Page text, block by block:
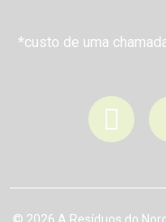
*custo de uma